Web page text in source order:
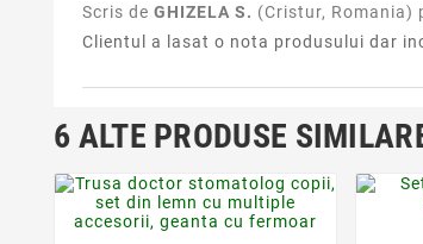
Scris de GHIZELA S. (Cristur, Romania)
Clientul a lasat o nota produsului dar
6 ALTE PRODUSE
favorite_border